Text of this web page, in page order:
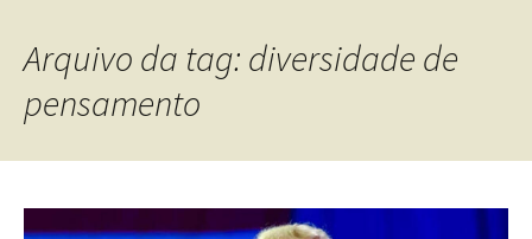
Arquivo da tag: diversidade de
pensamento